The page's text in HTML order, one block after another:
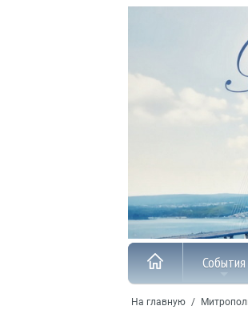
События
На главную /